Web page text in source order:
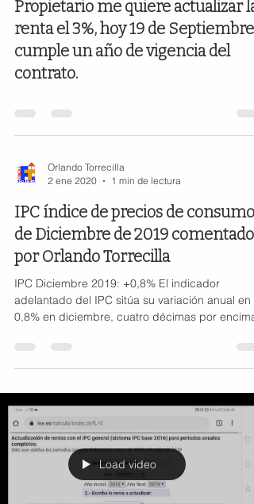
Propietario me quiere actualizar la
renta el 3%, hoy 19 de Septiembre
cumple un año de vigencia del
contrato.
Orlando Torrecilla
2 ene 2020
1 min de lectura
IPC índice de precios de consumo
de Diciembre de 2019 comentado
por Orlando Torrecilla
IPC Diciembre 2019: +0,8% El indicador
adelantado del IPC sitúa su variación anual en
0,8% en diciembre, cuatro décimas por encima
Load video